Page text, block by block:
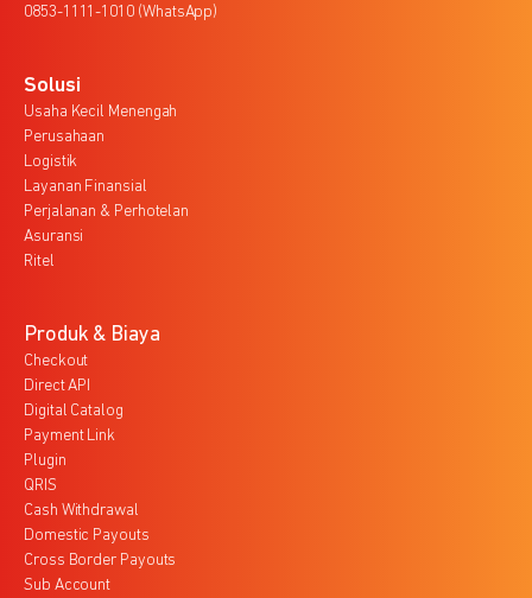
0853-1111-1010 (WhatsApp)
Solusi
Usaha Kecil Menengah
Perusahaan
Logistik
Layanan Finansial
Perjalanan & Perhotelan
Asuransi
Ritel
Produk & Biaya
Checkout
Direct API
Digital Catalog
Payment Link
Plugin
QRIS
Cash Withdrawal
Domestic Payouts
Cross Border Payouts
Sub Account